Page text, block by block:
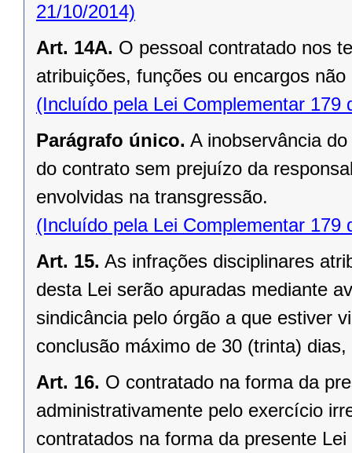
21/10/2014)
Art. 14A. O pessoal contratado nos
atribuições, funções ou encargos
(Incluído pela Lei Complementar 179
Parágrafo único. A inobservância
do contrato sem prejuízo da
envolvidas na transgressão.
(Incluído pela Lei Complementar 179
Art. 15. As infrações disciplinares
desta Lei serão apuradas mediante
sindicância pelo órgão a que estiver
conclusão máximo de 30 (trinta)
Art. 16. O contratado na forma da
administrativamente pelo exercício
contratados na forma da presente